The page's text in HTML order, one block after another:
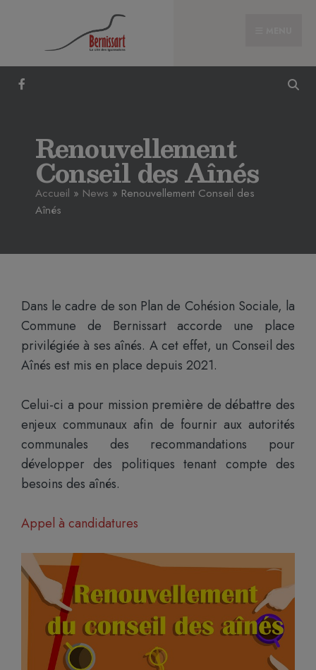
Renouvellement
Conseil des Aînés
Accueil » News » Renouvellement Conseil des
Aînés
Dans le cadre de son Plan de Cohésion Sociale, la
Commune de Bernissart accorde une place
privilégiée à ses aînés. A cet effet, un Conseil des
Aînés est mis en place depuis 2021.
Celui-ci a pour mission première de débattre des
enjeux communaux afin de fournir aux autorités
communales des recommandations pour
développer des politiques tenant compte des
besoins des aînés.
Appel à candidatures